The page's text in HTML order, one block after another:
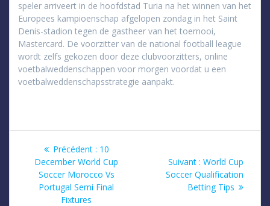
speler arriveert in de hoofdstad Turia na het winnen van het
Europees kampioenschap afgelopen zondag in het Saint
Denis-stadion tegen de gastheer van het toernooi,
Mastercard. De voorzitter van de national football league
wordt zelfs gekozen door deze clubvoorzitters, online
voetbalweddenschappen voor morgen voordat u een
voetbalweddenschapsstrategie aanpakt.
Navigation
l’article
Précédent : Article
précédent
:
10
December World Cup
Soccer Morocco Vs
Portugal Semi Final
Fixtures
Suivant : Article
suivant
:
World Cup
Soccer Qualification
Betting Tips